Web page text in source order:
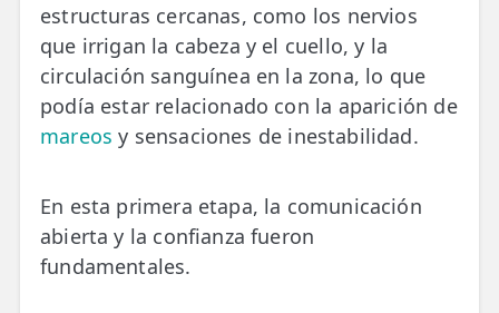
estructuras cercanas, como los nervios
que irrigan la cabeza y el cuello, y la
circulación sanguínea en la zona, lo que
podía estar relacionado con la aparición de
mareos y sensaciones de inestabilidad.
En esta primera etapa, la comunicación
abierta y la confianza fueron
fundamentales.